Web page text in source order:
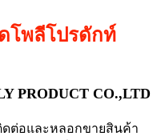
โพลีโปรดักท์
PRODUCT CO.,LTD
ต่อและหลอกขายสินค้า